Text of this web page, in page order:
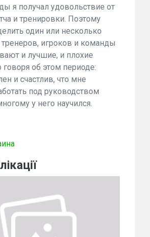
я получал удовольствие от
и тренировки. Поэтому
один или несколько
игроков и команды
и лучшие, и плохие
об этом периоде:
и счастлив, что мне
под руководством
у него научился.